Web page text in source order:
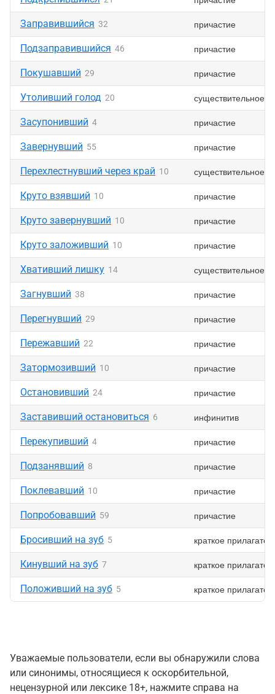
Заправившийся 32 причастие
Подзаправившийся 46 причастие
Покушавший 29 причастие
Утоливший голод 20 существительное
Засупонивший 4 причастие
Завернувший 55 причастие
Перехлестнувший через край 10 существительное
Круто взявший 10 причастие
Круто завернувший 10 причастие
Круто заложивший 10 причастие
Хвативший лишку 14 существительное
Загнувший 38 причастие
Перегнувший 29 причастие
Пережавший 22 причастие
Затормозивший 10 причастие
Остановивший 24 причастие
Заставивший остановиться 6 инфинитив
Перекупивший 4 причастие
Подзанявший 8 причастие
Поклевавший 10 причастие
Попробовавший 59 причастие
Бросивший на зуб 5 краткое
Кинувший на зуб 7 краткое
Положивший на зуб 5 краткое
Уважаемые пользователи, если вы обнаружили слова
или синонимы, относящиеся к оскорбительной,
нецензурной или лексике 18+, нажмите справа на